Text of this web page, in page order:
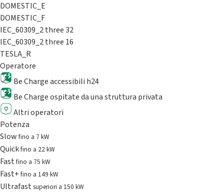
DOMESTIC_E
DOMESTIC_F
IEC_60309_2 three 32
IEC_60309_2 three 16
TESLA_R
Operatore
Be Charge accessibili h24
Be Charge ospitate da una struttura privata
Altri operatori
Potenza
Slowfino a 7 kW
Quickfino a 22 kW
Fastfino a 75 kW
Fast+fino a 149 kW
Ultrafast superiori a 150 kW